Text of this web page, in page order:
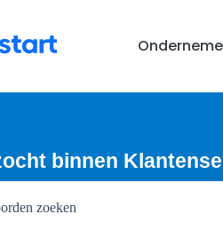
binnen